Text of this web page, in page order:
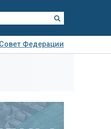
Совет Федерации